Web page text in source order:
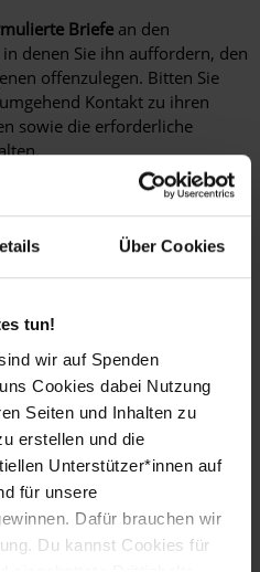
Über Cookies
tun!
wir auf Spenden
Cookies dabei Nutzung
Seiten und Inhalten zu
erstellen und die
Unterstützer*innen auf
für unsere
Dafür brauchen wir
Du kannst Cookies für
Briefe an den
denen Sie ihn auffordern, den
offenzulegen. Bitten Sie
Kontakt zu ihren
sowie die erforderliche
Englisch oder auf Deutsch
Aziz President of the
of the President, Ely
MAURETANIEN
€ 0,75)
Schreibens anBotschaft der
S. E. Herrn Bebbe Ould
80, 10117 Berlin Fax: